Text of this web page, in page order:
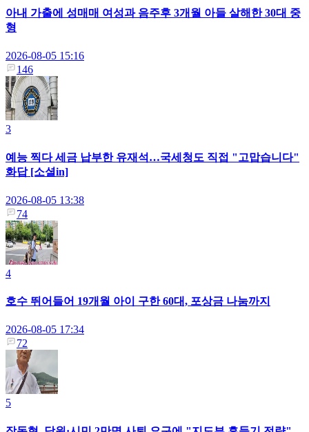
아내 가출에 성매매 여성과 음주후 3개월 아들 살해한 30대 중
형
2026-08-05 15:16
146
3
예능 찍다 세금 납부한 유재석…국세청도 직접 "고맙습니다"
화답 [소셜in]
2026-08-05 13:38
74
4
호수 뛰어들어 19개월 아이 구한 60대, 포상금 나눔까지
2026-08-05 17:34
72
5